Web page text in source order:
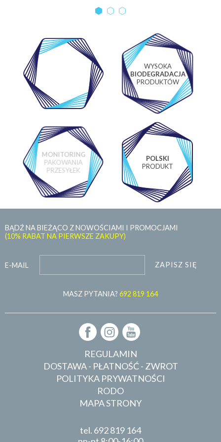
WYSOKA
BIODEGRADACJA
PRODUKTÓW
MONITORING
PAKOWANIA
PRZESYŁEK
POLSKI
PRODUKT
BĄDŹ NA BIEŻĄCO Z NOWOŚCIAMI I PROMOCJAMI
(10% RABAT NA PIERWSZE ZAKUPY)
E-MAIL ZAPISZ SIĘ
MASZ PYTANIA? 692 819 164
REGULAMIN
DOSTAWA - PŁATNOŚĆ - ZWROT
POLITYKA PRYWATNOŚCI
RODO
MAPA STRONY
tel. 692 819 164